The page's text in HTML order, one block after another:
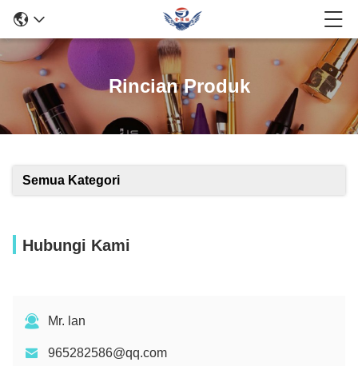
Rincian Produk
Semua Kategori
Hubungi Kami
Mr. lan
965282586@qq.com